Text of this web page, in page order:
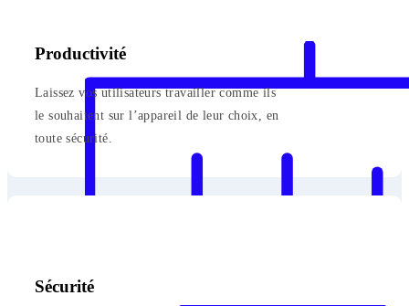
Productivité
Laissez vos utilisateurs travailler comme ils
le souhaitent sur l’appareil de leur choix, en
toute sécurité.
Sécurité